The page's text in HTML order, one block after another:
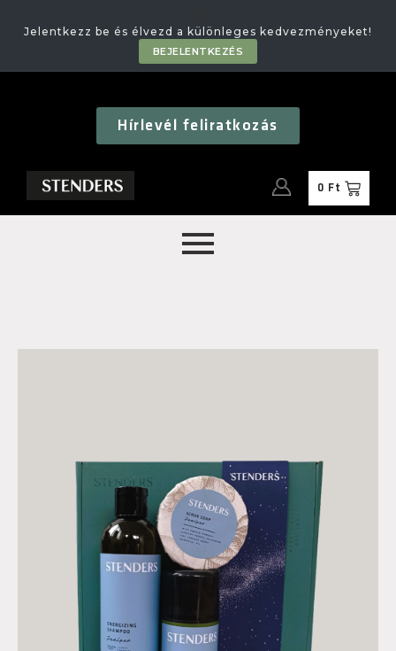
Jelentkezz be és élvezd a különleges kedvezményeket!
BEJELENTKEZÉS
Hírlevél feliratkozás
0 Ft